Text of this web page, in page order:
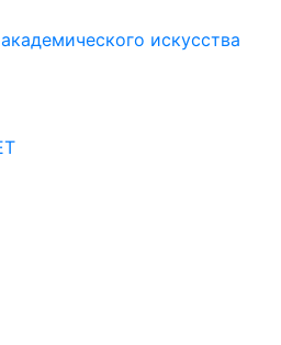
искусства